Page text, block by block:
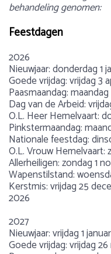
behandeling genomen:
Feestdagen
2026
Nieuwjaar: donderdag 1
Goede vrijdag: vrijdag 3
Paasmaandag:
Dag van de Arbeid:
O.L. Heer Hemelvaart:
Pinkstermaandag:
Nationale feestdag:
O.L. Vrouw Hemelvaart:
Allerheiligen: zondag 1
Wapenstilstand:
Kerstmis: vrijdag 25
2026
2027
Nieuwjaar: vrijdag 1
Goede vrijdag: vrijdag